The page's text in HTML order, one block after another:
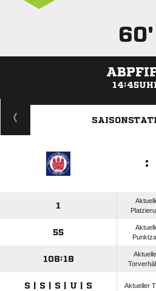
60'
ANZEIGE
:
1
55
108:18
S | S | S | U | S Aktueller